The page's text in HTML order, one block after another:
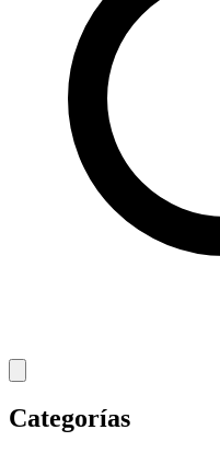
Categorías